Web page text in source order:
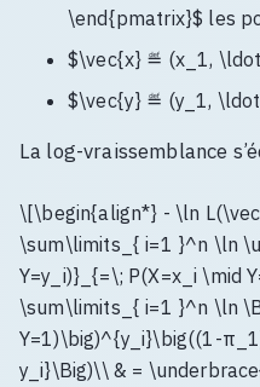
\end{pmatrix}$ les
$\vec{x} ≝ (x_1,
$\vec{y} ≝ (y_1,
La log-vraissemblance
\[\begin{align*} - \ln
\sum\limits_{ i=1 }^n \ln
Y=y_i)}_{=\; P(X=x_i \mid
\sum\limits_{ i=1 }^n \ln
Y=1)\big)^{y_i}\big((1-
y_i}\Big)\\ & =